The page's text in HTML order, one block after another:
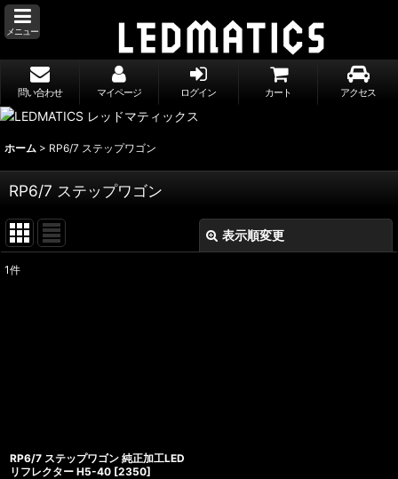
メニュー
問い合わせ マイページ ログイン カート アクセス
ホーム > RP6/7 ステップワゴン
RP6/7 ステップワゴン
表示順変更
1件
RP6/7 ステップワゴン 純正加工LED
リフレクター H5-40 [2350]